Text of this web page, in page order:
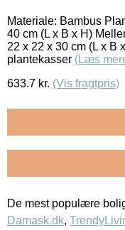
Materiale: Bambus
40 cm (L x B x H)
22 x 22 x 30 cm (L x B
plantekasser (Læs
633.7 kr. (Vis fragtpris)
De mest populære
Damask.dk,